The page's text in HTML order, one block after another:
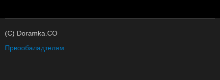
(C) Doramka.CO
Првообаладтелям